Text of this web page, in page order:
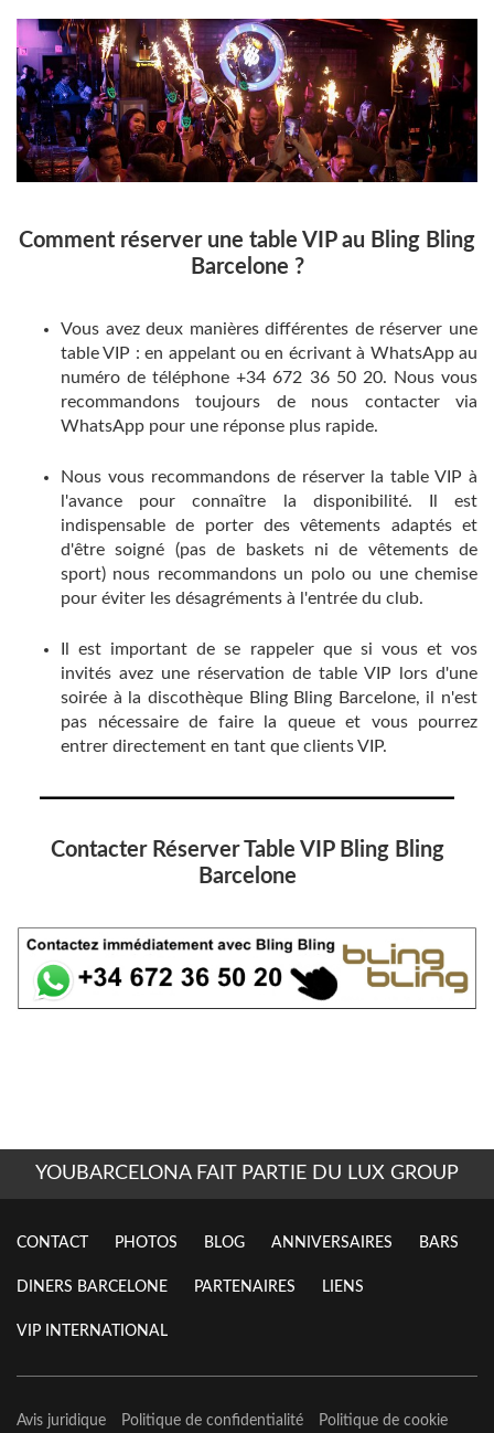
Comment réserver une table VIP au Bling Bling
Barcelone ?
Vous avez deux manières différentes de réserver une
table VIP : en appelant ou en écrivant à WhatsApp au
numéro de téléphone +34 672 36 50 20. Nous vous
recommandons toujours de nous contacter via
WhatsApp pour une réponse plus rapide.
Nous vous recommandons de réserver la table VIP à
l'avance pour connaître la disponibilité. Il est
indispensable de porter des vêtements adaptés et
d'être soigné (pas de baskets ni de vêtements de
sport) nous recommandons un polo ou une chemise
pour éviter les désagréments à l'entrée du club.
Il est important de se rappeler que si vous et vos
invités avez une réservation de table VIP lors d'une
soirée à la discothèque Bling Bling Barcelone, ​​il n'est
pas nécessaire de faire la queue et vous pourrez
entrer directement en tant que clients VIP.
Contacter Réserver Table VIP Bling Bling
Barcelone
YOUBARCELONA FAIT PARTIE DU LUX GROUP
CONTACT PHOTOS BLOG ANNIVERSAIRES BARS
DINERS BARCELONE PARTENAIRES LIENS
VIP INTERNATIONAL
Avis juridique Politique de confidentialité Politique de cookie